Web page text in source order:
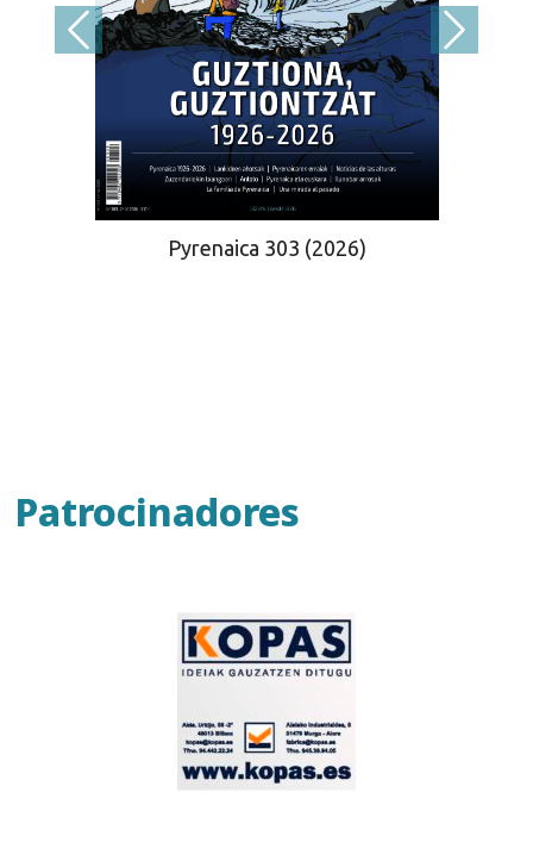
Pyrenaica 303 (2026)
Patrocinadores